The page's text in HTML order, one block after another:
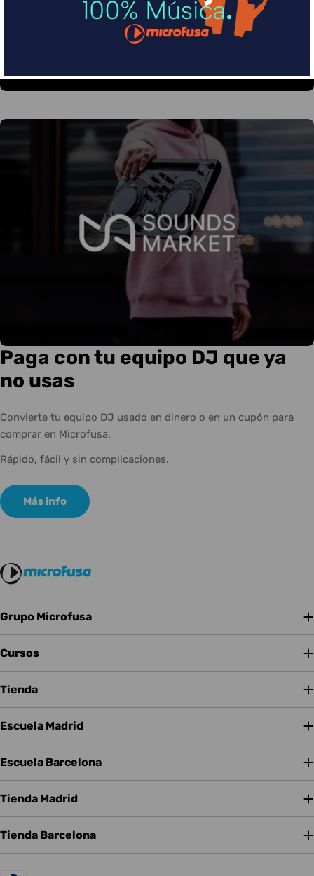
Divide en 3 sin coste o hasta en 18 meses por una
pequeña cuota al mes con Sequra
Paga con tu equipo DJ que ya
no usas
Convierte tu equipo DJ usado en dinero o en un cupón para
comprar en Microfusa.
Rápido, fácil y sin complicaciones.
Más info
Grupo Microfusa
Cursos
Tienda
Escuela Madrid
Escuela Barcelona
Tienda Madrid
Tienda Barcelona